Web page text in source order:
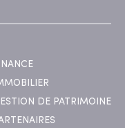
DE PATRIMOINE